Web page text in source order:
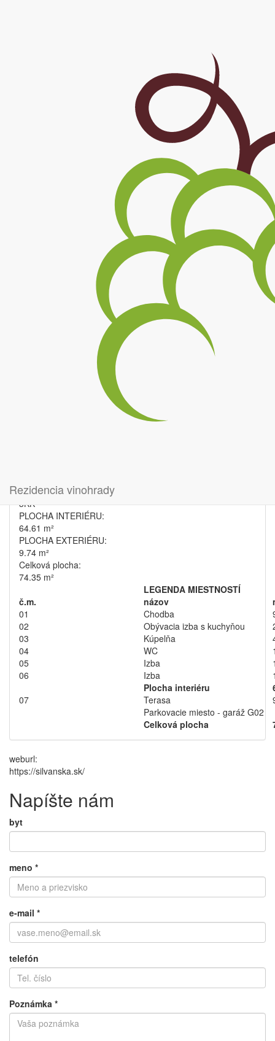
Rezidencia vinohrady
silvanska_marketing_bytovka_f-f_43k.pdf
Typ bytu:
3KK
PLOCHA INTERIÉRU:
64.61 m²
PLOCHA EXTERIÉRU:
9.74 m²
Celková plocha:
74.35 m²
LEGENDA MIESTNOSTÍ
č.m.
názov
01
Chodba
02
Obývacia izba s kuchyňou
03
Kúpelňa
04
WC
05
Izba
06
Izba
Plocha interiéru
07
Terasa
Parkovacie miesto - garáž G02
Celková plocha
weburl:
https://silvanska.sk/
Napíšte nám
byt
meno *
e-mail *
telefón
Poznámka *